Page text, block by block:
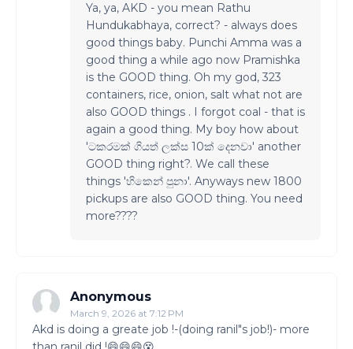
Ya, ya, AKD - you mean Rathu
Hundukabhaya, correct? - always does
good things baby. Punchi Amma was a
good thing a while ago now Pramishka
is the GOOD thing. Oh my god, 323
containers, rice, onion, salt what not are
also GOOD things . I forgot coal - that is
again a good thing. My boy how about
'ටකරමක් ගියත් ලක්ස 10ක් දෙනවා' another
GOOD thing right?. We call these
things 'හිකෙන් පුනා'. Anyways new 1800
pickups are also GOOD thing. You need
more????
Anonymous
March 9, 2026 at 7:12 PM
Akd is doing a greate job !-(doing ranil"s job!)- more